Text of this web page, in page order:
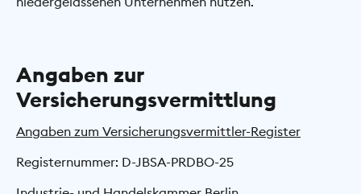
Angaben zur
Versicherungsvermittlung
Angaben zum Versicherungsvermittler-Register
Registernummer: D-JBSA-PRDBO-25